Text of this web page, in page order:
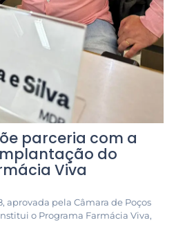
parceria com a
do
Viva
aprovada pela Câmara de Poços
o Programa Farmácia Viva,